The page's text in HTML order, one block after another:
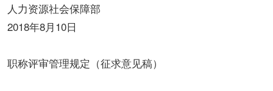
人力资源社会保障部
2018年8月10日
职称评审管理规定（征求意见稿）